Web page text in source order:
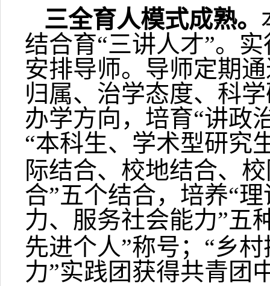
三全育人模式成熟。
结合育“三讲人才”。
安排导师。导师定期
归属、治学态度、科
办学方向，培育“讲政
“本科生、学术型研究
际结合、校地结合、
合”五个结合，培养“
力、服务社会能力”五
先进个人”称号；“乡
力”实践团获得共青团